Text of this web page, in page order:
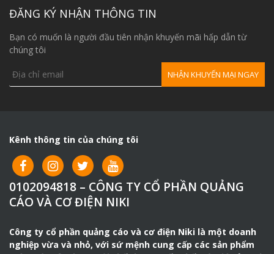
MỘT SỐ LƯU Ý KHI DÙNG LU DẮT
TAY
oxi hóa .
– Nên thay dầu theo đúng loại dầu phù hợp với máy mà
nhà sản xuất đã đề ra. Để máy được hoạt động bền bỉ,
tối đa công suất.
– Nên kiểm tra dầu thường xuyên để bổ sung kịp thời
lượng dầu còn trong máy, đảm bảo không bị hết dầu.
dụng.
ĐĂNG KÝ NHẬN THÔNG TIN
Bạn có muốn là người đầu tiên nhận khuyến mãi hấp dẫn từ
chúng tôi
Kênh thông tin của chúng tôi
0102094818 – CÔNG TY CỔ PHẦN QUẢNG
CÁO VÀ CƠ ĐIỆN NIKI
Công ty cổ phần quảng cáo và cơ điện Niki là một doanh
nghiệp vừa và nhỏ, với sứ mệnh cung cấp các sản phẩm